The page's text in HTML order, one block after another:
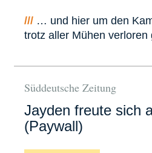
/// … und hier um den
trotz aller Mühen verloren
Süddeutsche Zeitung
Jayden freute sich
(Paywall)